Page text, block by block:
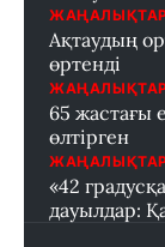
Ақтаудың
өртенді
65 жастағы
өлтірген
«42
дауылдар: